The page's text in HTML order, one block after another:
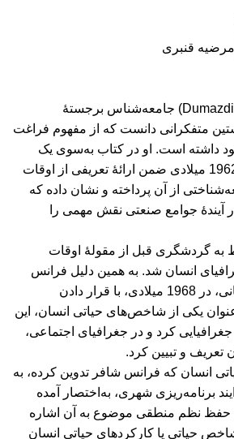
مرضیه قنبری
در فرانسه دومازیه (Dumazdier) جامعه‌شناس برجستۀ
متفکرانی دانست که از مفهوم فراغت
داشته است. او در کتاب به‌سوی یک
تمدن فراغت در سال 1962 میلادی ضمن ارائۀ تعریفی از اوقات
از آن پرداخته و نشان داده که
آیندۀ جوامع صنعتی نقش مهمی را
به گردشگری قبل از مقولۀ اوقات
انسان شد. به همین دلیل فرانس
شافر، جغرافی‌دان آلمانی، در 1968 میلادی، با قرار دادن
یکی از شاخص‌های حیاتی انسان، این
جغرافیایی کرد و در جغرافیای اجتماعی،
تعریف و تبیین کرد.
انسان که فرانس شافر تدوين کرده، به
برنامه‌ریزی شهری، به‌اختصار آمده
حفظ نظم منطقی موضوع به آن اشاره
حیاتی یا کارکردهای حیاتی انسان